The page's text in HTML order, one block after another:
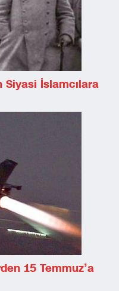
Siyasi İslamcılara
15 Temmuz’a